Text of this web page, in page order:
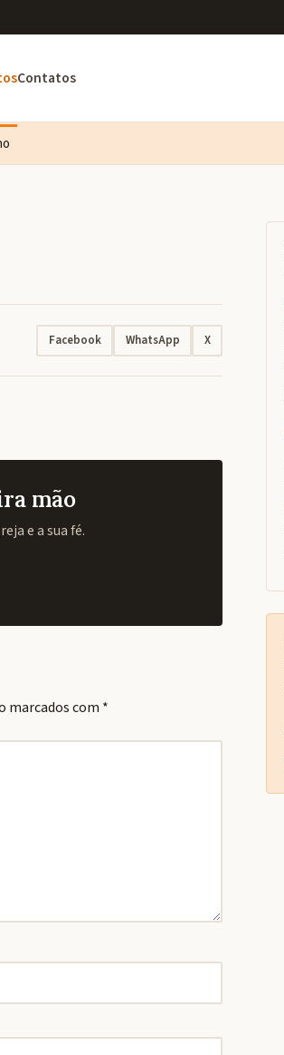
Contatos
Facebook WhatsApp X
mão
e a sua fé.
marcados com *